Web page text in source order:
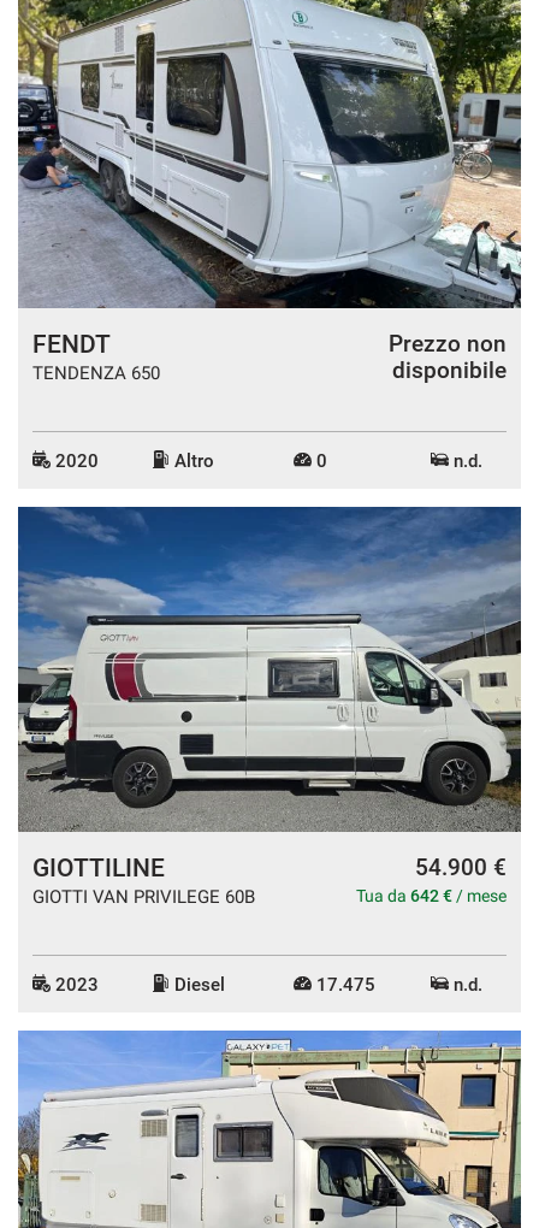
FENDT
TENDENZA 650
Prezzo non
disponibile
2020 Altro 0 n.d.
GIOTTILINE
GIOTTI VAN PRIVILEGE 60B
54.900 €
Tua da 642 € / mese
2023 Diesel 17.475 n.d.